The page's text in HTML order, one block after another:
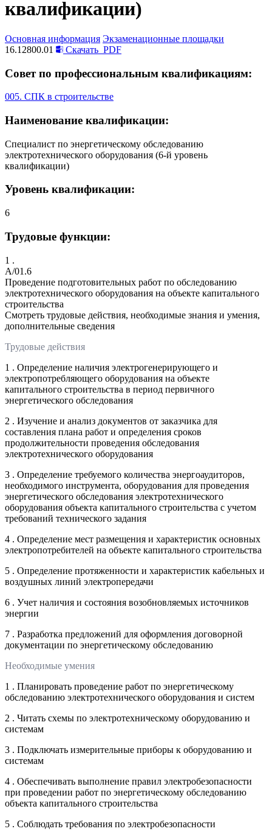
квалификации)
Основная информация Экзаменационные площадки
16.12800.01
Скачать PDF
Совет по профессиональным квалификациям:
005. СПК в строительстве
Наименование квалификации:
Специалист по энергетическому обследованию
электротехнического оборудования (6-й уровень
квалификации)
Уровень квалификации:
6
Трудовые функции:
1 .
A/01.6
Проведение подготовительных работ по обследованию
электротехнического оборудования на объекте капитального
строительства
Смотреть трудовые действия, необходимые знания и умения,
дополнительные сведения
Трудовые действия
1 . Определение наличия электрогенерирующего и
электропотребляющего оборудования на объекте
капитального строительства в период первичного
энергетического обследования
2 . Изучение и анализ документов от заказчика для
составления плана работ и определения сроков
продолжительности проведения обследования
электротехнического оборудования
3 . Определение требуемого количества энергоаудиторов,
необходимого инструмента, оборудования для проведения
энергетического обследования электротехнического
оборудования объекта капитального строительства с учетом
требований технического задания
4 . Определение мест размещения и характеристик основных
электропотребителей на объекте капитального строительства
5 . Определение протяженности и характеристик кабельных и
воздушных линий электропередачи
6 . Учет наличия и состояния возобновляемых источников
энергии
7 . Разработка предложений для оформления договорной
документации по энергетическому обследованию
Необходимые умения
1 . Планировать проведение работ по энергетическому
обследованию электротехнического оборудования и систем
2 . Читать схемы по электротехническому оборудованию и
системам
3 . Подключать измерительные приборы к оборудованию и
системам
4 . Обеспечивать выполнение правил электробезопасности
при проведении работ по энергетическому обследованию
объекта капитального строительства
5 . Соблюдать требования по электробезопасности